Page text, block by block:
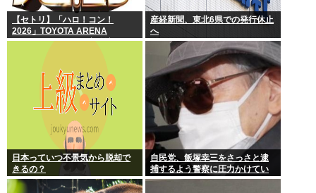
【セトリ】「ハロ！コン！
2026」TOYOTA ARENA
TOKYO 8月8日昼・夜公演セッ
産経新聞、東北6県での発行休止
へ
日本っていつ不景気から脱却で
きるの？
自民党、飯塚幸三をさっさと逮
捕するよう警察に圧力かけてい
たwww